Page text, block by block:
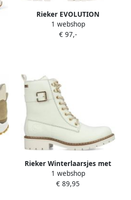
Rieker EVOLUTION
Winterlaarzen snowboots
outdoorlaarzen met
1 webshop
€ 97,-
Rieker Winterlaarsjes met
waterafstotende tex-
membraan
1 webshop
€ 89,95